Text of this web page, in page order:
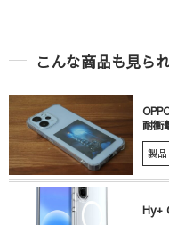
こんな商品も見ら
耐衝
製
Hy+